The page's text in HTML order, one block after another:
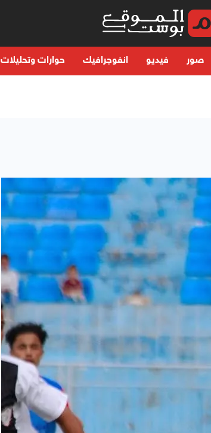
صور فيديو انفوجرافيك حوارات وتحليلات